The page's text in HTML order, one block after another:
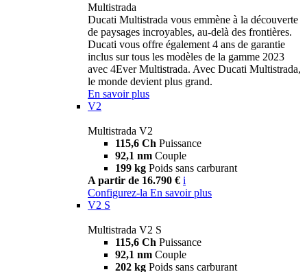
Multistrada
Ducati Multistrada vous emmène à la découverte
de paysages incroyables, au-delà des frontières.
Ducati vous offre également 4 ans de garantie
inclus sur tous les modèles de la gamme 2023
avec 4Ever Multistrada. Avec Ducati Multistrada,
le monde devient plus grand.
En savoir plus
V2
Multistrada V2
115,6 Ch Puissance
92,1 nm Couple
199 kg Poids sans carburant
A partir de 16.790 € i
Configurez-la En savoir plus
V2 S
Multistrada V2 S
115,6 Ch Puissance
92,1 nm Couple
202 kg Poids sans carburant